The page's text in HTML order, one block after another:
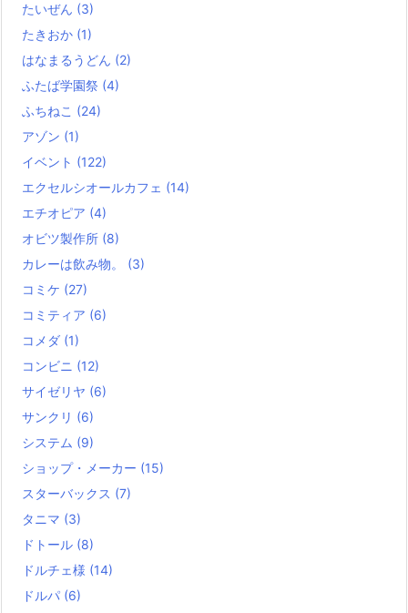
たいぜん (3)
たきおか (1)
はなまるうどん (2)
ふたば学園祭 (4)
ふちねこ (24)
アゾン (1)
イベント (122)
エクセルシオールカフェ (14)
エチオピア (4)
オビツ製作所 (8)
カレーは飲み物。 (3)
コミケ (27)
コミティア (6)
コメダ (1)
コンビニ (12)
サイゼリヤ (6)
サンクリ (6)
システム (9)
ショップ・メーカー (15)
スターバックス (7)
タニマ (3)
ドトール (8)
ドルチェ様 (14)
ドルパ (6)